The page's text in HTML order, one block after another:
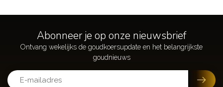
Abonneer je op onze nieuwsbrief